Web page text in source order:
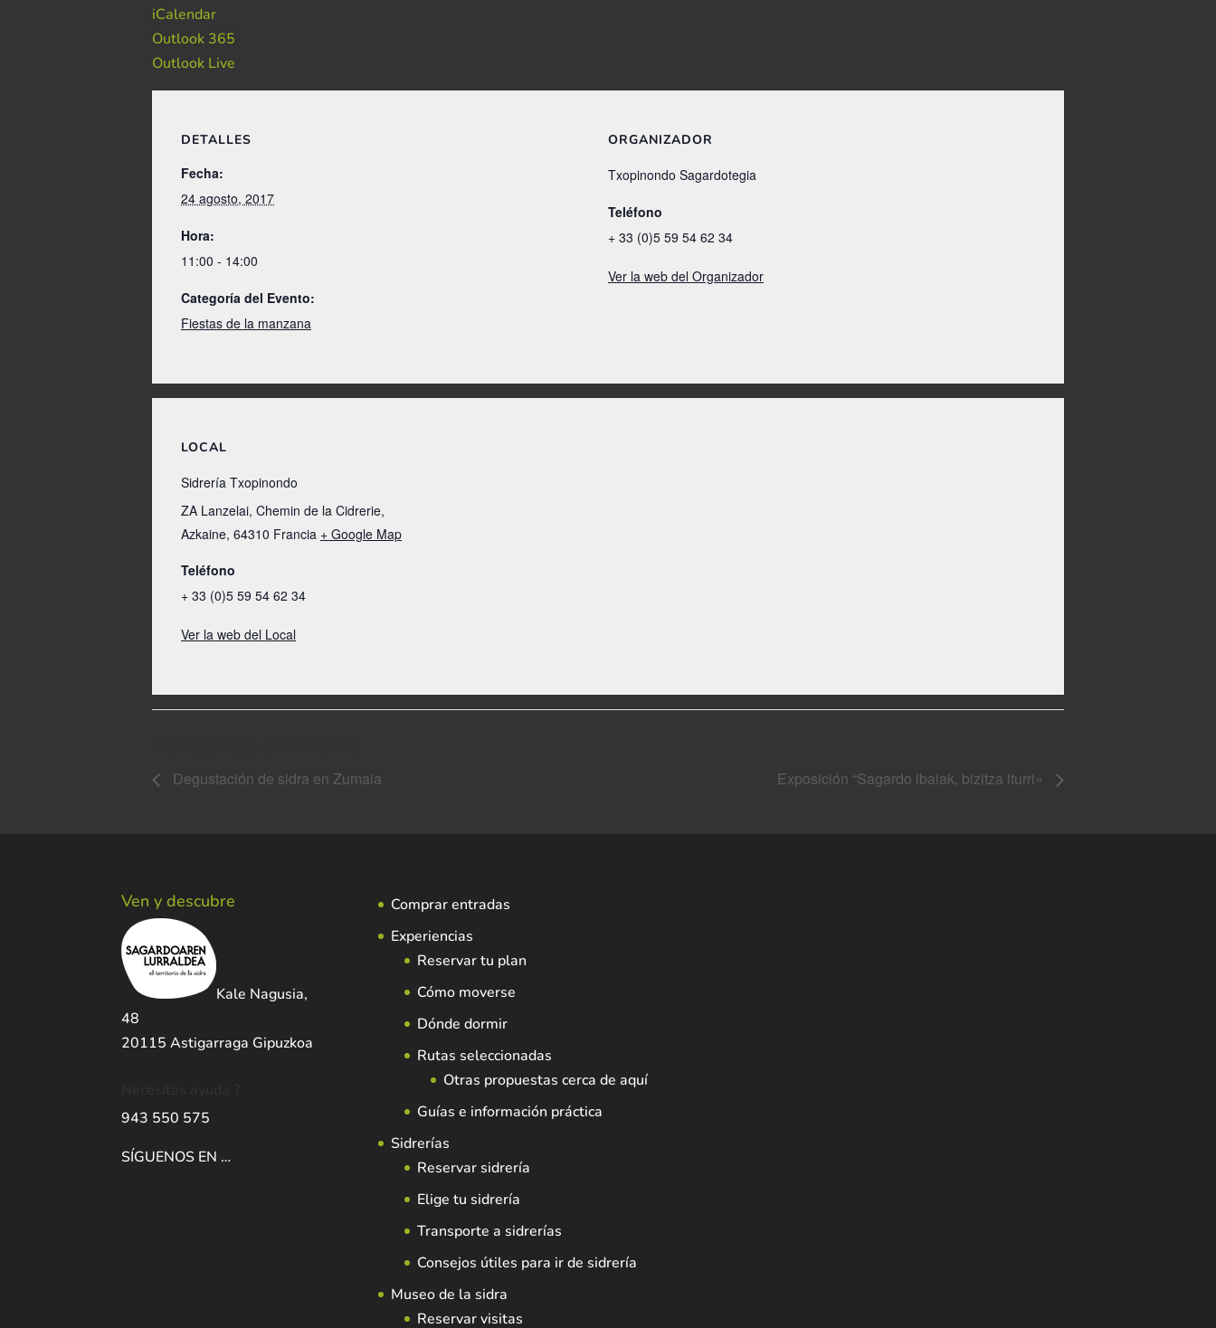
iCalendar
Outlook 365
Outlook Live
DETALLES
Fecha:
24 agosto, 2017
Hora:
11:00 - 14:00
Categoría del Evento:
Fiestas de la manzana
ORGANIZADOR
Txopinondo Sagardotegia
Teléfono
+ 33 (0)5 59 54 62 34
Ver la web del Organizador
LOCAL
Sidrería Txopinondo
ZA Lanzelai, Chemin de la Cidrerie,
Azkaine, 64310 Francia + Google Map
Teléfono
+ 33 (0)5 59 54 62 34
Ver la web del Local
Degustación de sidra en Zumaia Exposición “Sagardo ibaiak, bizitza iturri»
Ven y descubre
Kale Nagusia,
48
20115 Astigarraga Gipuzkoa
943 550 575
SÍGUENOS EN …
Comprar entradas
Experiencias
Reservar tu plan
Cómo moverse
Dónde dormir
Rutas seleccionadas
Otras propuestas cerca de aquí
Guías e información práctica
Sidrerías
Reservar sidrería
Elige tu sidrería
Transporte a sidrerías
Consejos útiles para ir de sidrería
Museo de la sidra
Reservar visitas